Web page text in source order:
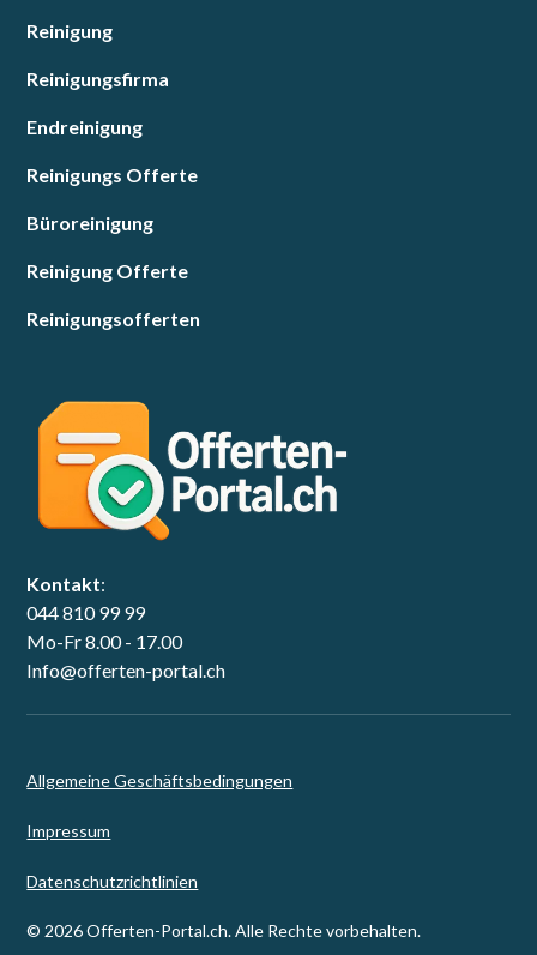
Reinigung
Reinigungsfirma
Endreinigung
Reinigungs Offerte
Büroreinigung
Reinigung Offerte
Reinigungsofferten
Kontakt:
044 810 99 99
Mo-Fr 8.00 - 17.00
Info@offerten-portal.ch
© 2026 Offerten-Portal.ch. Alle Rechte vorbehalten.
Allgemeine Geschäftsbedingungen
Impressum
Datenschutzrichtlinien